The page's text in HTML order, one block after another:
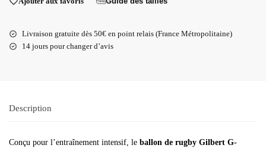
Livraison gratuite dès 50€ en point relais (France Métropolitaine)
14 jours pour changer d’avis
Description
Conçu pour l’entraînement intensif, le ballon de rugby Gilbert G-